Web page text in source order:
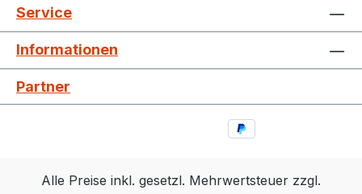
Service
Informationen
Partner
Alle Preise inkl. gesetzl. Mehrwertsteuer zzgl.